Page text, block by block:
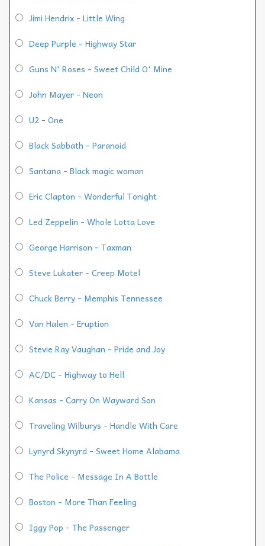
Jimi Hendrix - Little Wing
Deep Purple - Highway Star
Guns N' Roses - Sweet Child O' Mine
John Mayer - Neon
U2 - One
Black Sabbath - Paranoid
Santana - Black magic woman
Eric Clapton - Wonderful Tonight
Led Zeppelin - Whole Lotta Love
George Harrison - Taxman
Steve Lukater - Creep Motel
Chuck Berry - Memphis Tennessee
Van Halen - Eruption
Stevie Ray Vaughan - Pride and Joy
AC/DC - Highway to Hell
Kansas - Carry On Wayward Son
Traveling Wilburys - Handle With Care
Lynyrd Skynyrd - Sweet Home Alabama
The Police - Message In A Bottle
Boston - More Than Feeling
Iggy Pop - The Passenger